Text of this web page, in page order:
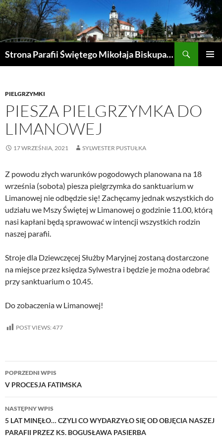
Przejdź
do
treści
Strona Parafii Świętego Mikołaja Biskupa w Żegocinie
PIELGRZYMKI
PIESZA PIELGRZYMKA DO
LIMANOWEJ
17 WRZEŚNIA, 2021 SYLWESTER PUSTUŁKA
Z powodu złych warunków pogodowych planowana na 18
września (sobota) piesza pielgrzymka do sanktuarium w
Limanowej nie odbędzie się! Zachęcamy jednak wszystkich do
udziału we Mszy Świętej w Limanowej o godzinie 11.00, którą
nasi kapłani będą sprawować w intencji wszystkich rodzin
naszej parafii.
Stroje dla Dziewczęcej Służby Maryjnej zostaną dostarczone
na miejsce przez księdza Sylwestra i będzie je można odebrać
przy sanktuarium o 10.45.
Do zobaczenia w Limanowej!
POST VIEWS: 477
Nawigacja
wpisu
POPRZEDNI WPIS
V PROCESJA FATIMSKA
NASTĘPNY WPIS
5 LAT MINĘŁO… CZYLI CO WYDARZYŁO SIĘ OD OBJĘCIA NASZEJ
PARAFII PRZEZ KS. BOGUSŁAWA PASIERBA